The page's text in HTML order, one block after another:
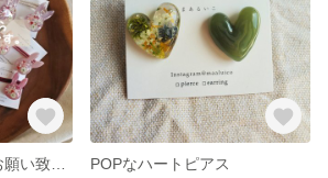
POPなハートピアス